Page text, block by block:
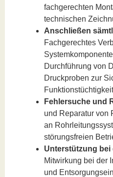
fachgerechten
technischen
Anschließen
Fachgerechtes
Durchführung von
Druckproben zur
Fehlersuche und
und Reparatur von
an
störungsfreien
Unterstützung bei
Mitwirkung bei der
und